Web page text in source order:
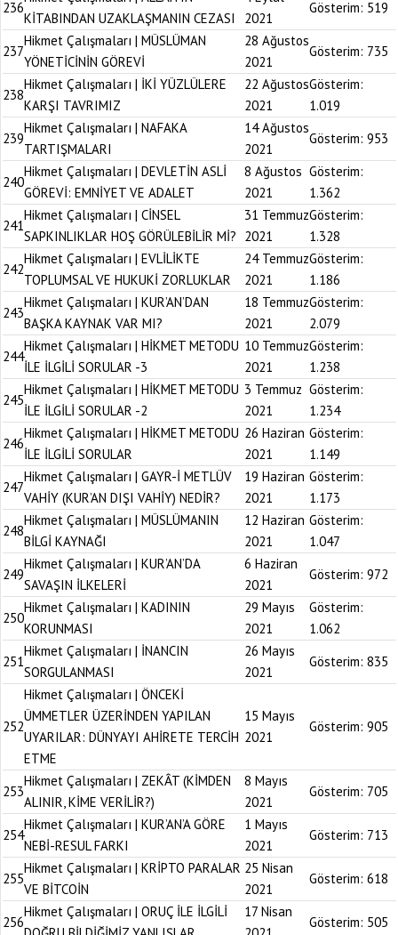
236
KİTABINDAN UZAKLAŞMANIN CEZASI
2021
Gösterim: 519
237
Hikmet Çalışmaları | MÜSLÜMAN
YÖNETİCİNİN GÖREVİ
28 Ağustos
2021
Gösterim: 735
238
Hikmet Çalışmaları | İKİ YÜZLÜLERE
KARŞI TAVRIMIZ
22 Ağustos
2021
Gösterim:
1.019
239
Hikmet Çalışmaları | NAFAKA
TARTIŞMALARI
14 Ağustos
2021
Gösterim: 953
240
Hikmet Çalışmaları | DEVLETİN ASLİ
GÖREVİ: EMNİYET VE ADALET
8 Ağustos
2021
Gösterim:
1.362
241
Hikmet Çalışmaları | CİNSEL
SAPKINLIKLAR HOŞ GÖRÜLEBİLİR Mİ?
31 Temmuz
2021
Gösterim:
1.328
242
Hikmet Çalışmaları | EVLİLİKTE
TOPLUMSAL VE HUKUKİ ZORLUKLAR
24 Temmuz
2021
Gösterim:
1.186
243
Hikmet Çalışmaları | KUR’AN’DAN
BAŞKA KAYNAK VAR MI?
18 Temmuz
2021
Gösterim:
2.079
244
Hikmet Çalışmaları | HİKMET METODU
İLE İLGİLİ SORULAR -3
10 Temmuz
2021
Gösterim:
1.238
245
Hikmet Çalışmaları | HİKMET METODU
İLE İLGİLİ SORULAR -2
3 Temmuz
2021
Gösterim:
1.234
246
Hikmet Çalışmaları | HİKMET METODU
İLE İLGİLİ SORULAR
26 Haziran
2021
Gösterim:
1.149
247
Hikmet Çalışmaları | GAYR-İ METLÜV
VAHİY (KUR’AN DIŞI VAHİY) NEDİR?
19 Haziran
2021
Gösterim:
1.173
248
Hikmet Çalışmaları | MÜSLÜMANIN
BİLGİ KAYNAĞI
12 Haziran
2021
Gösterim:
1.047
249
Hikmet Çalışmaları | KUR’AN’DA
SAVAŞIN İLKELERİ
6 Haziran
2021
Gösterim: 972
250
Hikmet Çalışmaları | KADININ
KORUNMASI
29 Mayıs
2021
Gösterim:
1.062
251
Hikmet Çalışmaları | İNANCIN
SORGULANMASI
26 Mayıs
2021
Gösterim: 835
252
Hikmet Çalışmaları | ÖNCEKİ
ÜMMETLER ÜZERİNDEN YAPILAN
UYARILAR: DÜNYAYI AHİRETE TERCİH
ETME
15 Mayıs
2021
Gösterim: 905
253
Hikmet Çalışmaları | ZEKÂT (KİMDEN
ALINIR, KİME VERİLİR?)
8 Mayıs
2021
Gösterim: 705
254
Hikmet Çalışmaları | KUR’AN’A GÖRE
NEBİ-RESUL FARKI
1 Mayıs
2021
Gösterim: 713
255
Hikmet Çalışmaları | KRİPTO PARALAR
VE BİTCOİN
25 Nisan
2021
Gösterim: 618
256
Hikmet Çalışmaları | ORUÇ İLE İLGİLİ
17 Nisan
Gösterim: 505